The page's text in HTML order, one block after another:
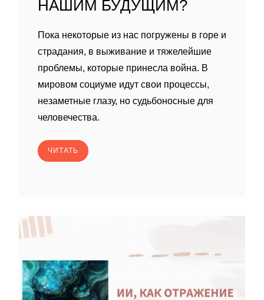
НАШИМ БУДУЩИМ?
Пока некоторые из нас погружены в горе и
страдания, в выживание и тяжелейшие
проблемы, которые принесла война. В
мировом социуме идут свои процессы,
незаметные глазу, но судьбоносные для
человечества.
ЧИТАТЬ